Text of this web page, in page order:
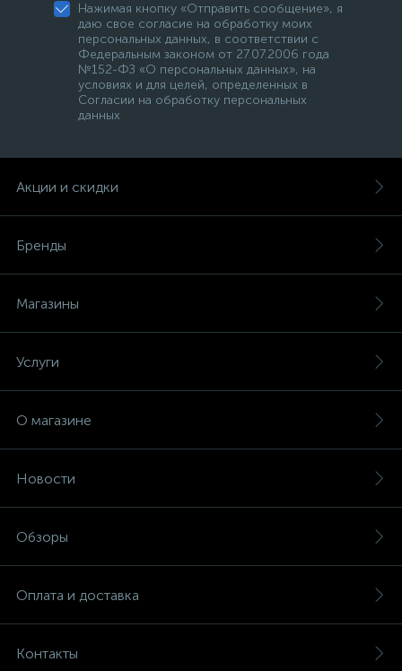
Нажимая кнопку «Отправить сообщение», я
даю свое согласие на обработку моих
персональных данных, в соответствии с
Федеральным законом от 27.07.2006 года
№152-ФЗ «О персональных данных», на
условиях и для целей, определенных в
Согласии на обработку персональных
данных
Акции и скидки
Бренды
Магазины
Услуги
О магазине
Новости
Обзоры
Оплата и доставка
Контакты